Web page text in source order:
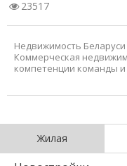
23517
Недвижимость Беларуси
Коммерческая
компетенции команды
Жилая